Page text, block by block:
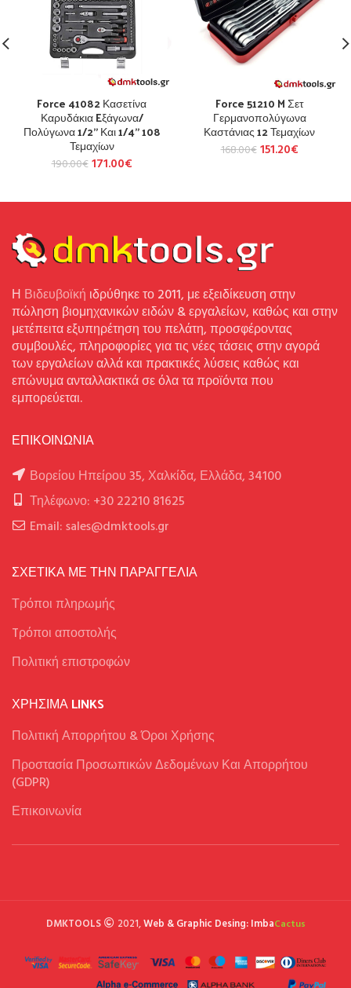
Force 41082 Κασετίνα
Καρυδάκια Eξάγωνα/
Πολύγωνα 1/2” Και 1/4” 108
Τεμαχίων
190.00€ 171.00€
Force 51210 M Σετ
Γερμανοπολύγωνα
Καστάνιας 12 Τεμαχίων
168.00€ 151.20€
Η Βιδευβοϊκή ιδρύθηκε το 2011, με εξειδίκευση στην
πώληση βιομηχανικών ειδών & εργαλείων, καθώς και στην
μετέπειτα εξυπηρέτηση του πελάτη, προσφέροντας
συμβουλές, πληροφορίες για τις νέες τάσεις στην αγορά
των εργαλείων αλλά και πρακτικές λύσεις καθώς και
επώνυμα ανταλλακτικά σε όλα τα προϊόντα που
εμπορεύεται.
ΕΠΙΚΟΙΝΩΝΙΑ
Βορείου Ηπείρου 35, Χαλκίδα, Ελλάδα, 34100
Τηλέφωνο: +30 22210 81625
Email: sales@dmktools.gr
ΣΧΕΤΙΚΑ ΜΕ ΤΗΝ ΠΑΡΑΓΓΕΛΙΑ
Τρόποι πληρωμής
Tρόποι αποστολής
Πολιτική επιστροφών
ΧΡΉΣΙΜΑ LINKS
Πολιτική Απορρήτου & Όροι Χρήσης
Προστασία Προσωπικών Δεδομένων Και Απορρήτου
(GDPR)
Επικοινωνία
DMKTOOLS 2021,Web & Graphic Desing: ImbaCactus